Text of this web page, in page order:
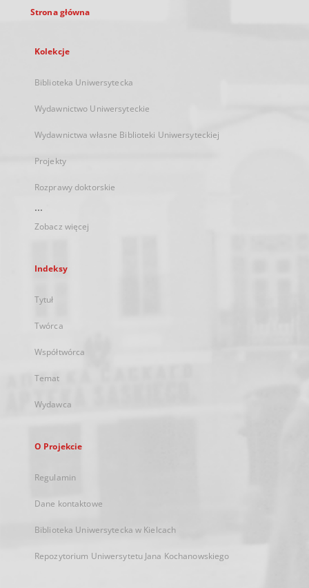
Strona główna
Kolekcje
Biblioteka Uniwersytecka
Wydawnictwo Uniwersyteckie
Wydawnictwa własne Biblioteki Uniwersyteckiej
Projekty
Rozprawy doktorskie
...
Zobacz więcej
Indeksy
Tytuł
Twórca
Współtwórca
Temat
Wydawca
O Projekcie
Regulamin
Dane kontaktowe
Biblioteka Uniwersytecka w Kielcach
Repozytorium Uniwersytetu Jana Kochanowskiego